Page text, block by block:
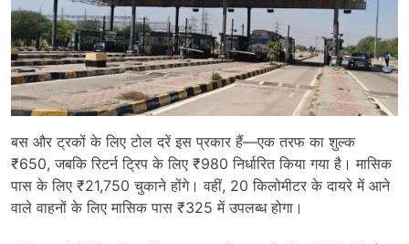
बस और ट्रकों के लिए टोल दरें इस प्रकार हैं—एक तरफ का शुल्क
₹650, जबकि रिटर्न ट्रिप के लिए ₹980 निर्धारित किया गया है। मासिक
पास के लिए ₹21,750 चुकाने होंगे। वहीं, 20 किलोमीटर के दायरे में आने
वाले वाहनों के लिए मासिक पास ₹325 में उपलब्ध होगा।